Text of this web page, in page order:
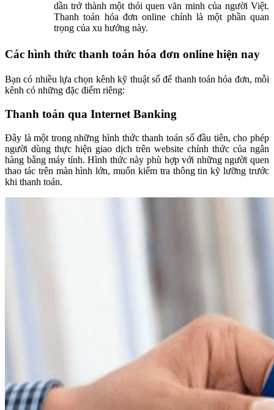
dần trở thành một thói quen văn minh của người Việt.
Thanh toán hóa đơn online chính là một phần quan
trọng của xu hướng này.
Các hình thức thanh toán hóa đơn online hiện nay
Bạn có nhiều lựa chọn kênh kỹ thuật số để thanh toán hóa đơn, mỗi
kênh có những đặc điểm riêng:
Thanh toán qua Internet Banking
Đây là một trong những hình thức thanh toán số đầu tiên, cho phép
người dùng thực hiện giao dịch trên website chính thức của ngân
hàng bằng máy tính. Hình thức này phù hợp với những người quen
thao tác trên màn hình lớn, muốn kiểm tra thông tin kỹ lưỡng trước
khi thanh toán.